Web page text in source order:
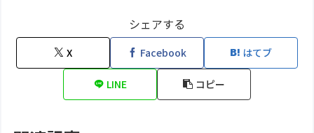
シェアする
X Facebook はてブ
LINE コピー